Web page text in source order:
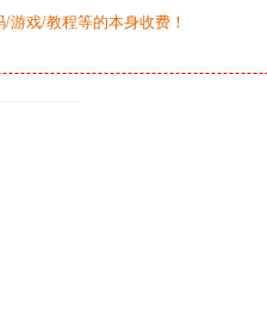
戏/教程等的本身收费！